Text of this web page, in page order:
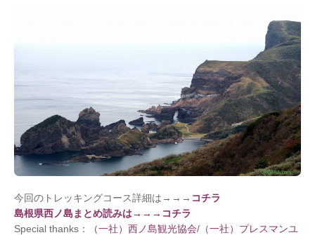
今回のトレッキングコース詳細は→→→ コチラ
島根県西ノ島まとめ読みは→→→コチラ
Special thanks：
（一社）西ノ島観光協会/ （一社）プレスマンユ